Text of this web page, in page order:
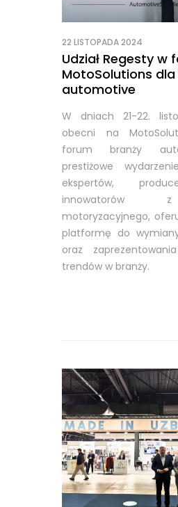
22 LISTOPADA 2024
Udział Regesty w
MotoSolutions
automotive
W dniach 21-22.
obecni na
forum branży
prestiżowe
ekspertów,
innowatorów
motoryzacyjnego,
platformę do
oraz
trendów w branży.